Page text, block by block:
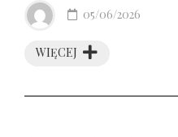
WIĘCEJ
05/06/2026